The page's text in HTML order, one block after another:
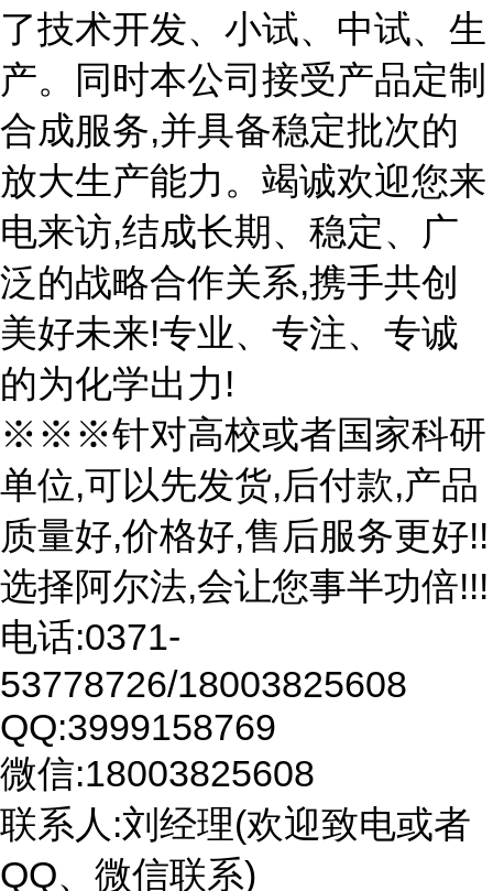
了技术开发、小试、中试、生
产。同时本公司接受产品定制
合成服务,并具备稳定批次的
放大生产能力。竭诚欢迎您来
电来访,结成长期、稳定、广
泛的战略合作关系,携手共创
美好未来!专业、专注、专诚
的为化学出力!
※※※针对高校或者国家科研
单位,可以先发货,后付款,产品
质量好,价格好,售后服务更好!!
选择阿尔法,会让您事半功倍!!!
电话:0371-
53778726/18003825608
QQ:3999158769
微信:18003825608
联系人:刘经理(欢迎致电或者
QQ、微信联系)